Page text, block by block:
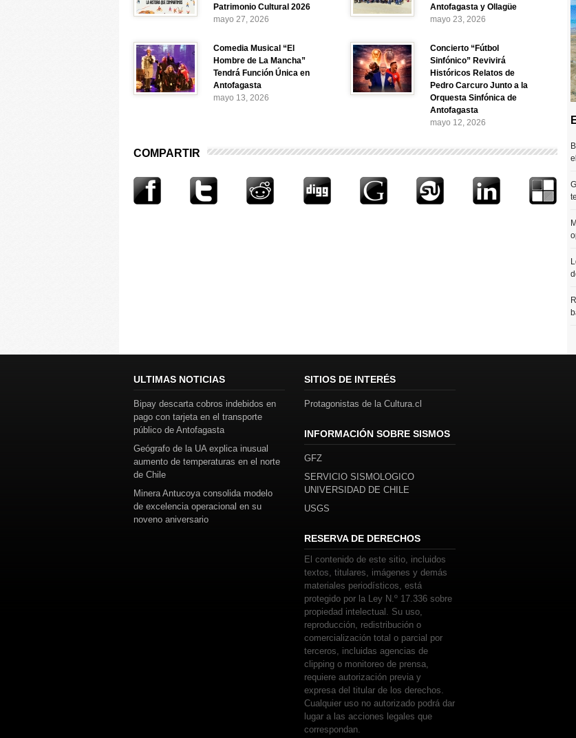
Patrimonio Cultural 2026
mayo 27, 2026
Antofagasta y Ollagüe
mayo 23, 2026
Comedia Musical “El
Hombre de La Mancha”
Tendrá Función Única en
Antofagasta
mayo 13, 2026
Concierto “Fútbol
Sinfónico” Revivirá
Históricos Relatos de
Pedro Carcuro Junto a la
Orquesta Sinfónica de
Antofagasta
mayo 12, 2026
COMPARTIR
ULTIMAS NOTICIAS
Bipay descarta cobros indebidos en
pago con tarjeta en el transporte
público de Antofagasta
Geógrafo de la UA explica inusual
aumento de temperaturas en el norte
de Chile
Minera Antucoya consolida modelo
de excelencia operacional en su
noveno aniversario
SITIOS DE INTERÉS
Protagonistas de la Cultura.cl
INFORMACIÓN SOBRE SISMOS
GFZ
SERVICIO SISMOLOGICO
UNIVERSIDAD DE CHILE
USGS
RESERVA DE DERECHOS
El contenido de este sitio, incluidos
textos, titulares, imágenes y demás
materiales periodísticos, está
protegido por la Ley N.º 17.336 sobre
propiedad intelectual. Su uso,
reproducción, redistribución o
comercialización total o parcial por
terceros, incluidas agencias de
clipping o monitoreo de prensa,
requiere autorización previa y
expresa del titular de los derechos.
Cualquier uso no autorizado podrá dar
lugar a las acciones legales que
correspondan.